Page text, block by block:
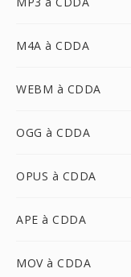
M4A à CDDA
WEBM à CDDA
OGG à CDDA
OPUS à CDDA
APE à CDDA
MOV à CDDA